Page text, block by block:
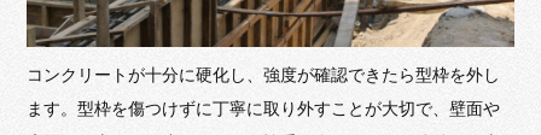
コンクリートが十分に硬化し、強度が確認できたら型枠を外し
ます。型枠を傷つけずに丁寧に取り外すことが大切で、壁面や